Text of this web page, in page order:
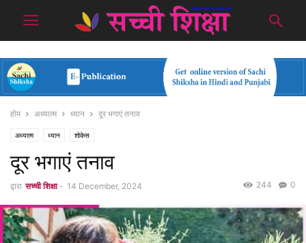
होम अध्यात्म ध्यान दूर भगाएं तनाव
अध्यात्म ध्यान शोकेस
दूर भगाएं तनाव
द्वारा सच्ची शिक्षा - 14 December, 2024 0
244